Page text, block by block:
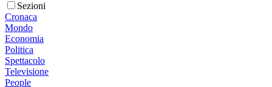
Sezioni
Cronaca
Mondo
Economia
Politica
Spettacolo
Televisione
People